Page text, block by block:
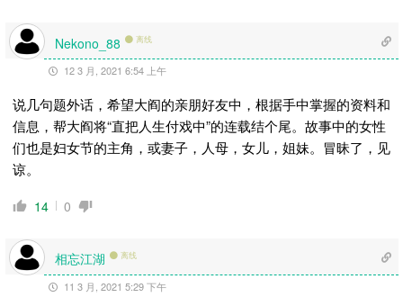
Nekono_88 离线
12 3 月, 2021 6:54 上午
说几句题外话，希望大阎的亲朋好友中，根据手中掌握的资料和
信息，帮大阎将“直把人生付戏中”的连载结个尾。故事中的女性
们也是妇女节的主角，或妻子，人母，女儿，姐妹。冒昧了，见
谅。
14 0
相忘江湖 离线
11 3 月, 2021 5:29 下午